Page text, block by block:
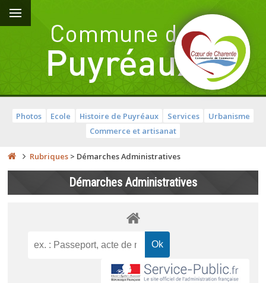
Photos Ecole Histoire de Puyréaux Services
Urbanisme
Commerce et artisanat
Rubriques > Démarches Administratives
Démarches Administratives